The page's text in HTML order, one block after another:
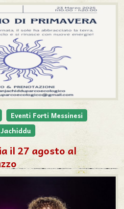
Eventi Forti Messinesi
il 27 agosto al